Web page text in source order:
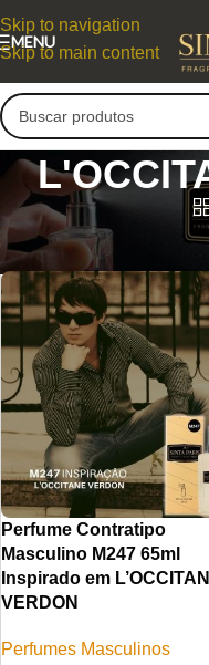
Skip to navigation
Skip to main content
MENU
L'OCCITANE VERDON
Perfume Contratipo
Masculino M247 65ml
Inspirado em
VERDON
Perfumes Masculinos